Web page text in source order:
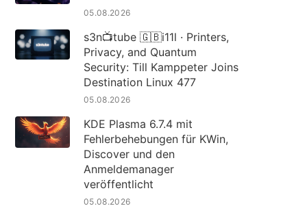
05.08.2026
s3n📺tube 🇬🇧i11l · Printers,
Privacy, and Quantum
Security: Till Kamppeter Joins
Destination Linux 477
05.08.2026
KDE Plasma 6.7.4 mit
Fehlerbehebungen für KWin,
Discover und den
Anmeldemanager
veröffentlicht
05.08.2026